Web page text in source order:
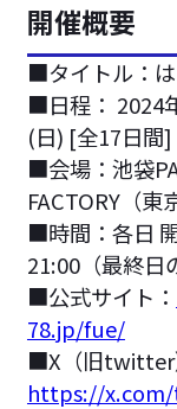
開催概要
■タイトル：
■日程： 2024
(日) [全17日間]
■会場：池袋
FACTORY（東
■時間：各日
21:00（最終日
■公式サイト：
78.jp/fue/
■X（旧twitter
https://